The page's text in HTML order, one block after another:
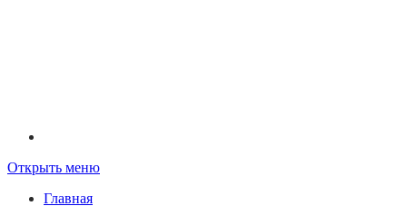
Открыть меню
Главная